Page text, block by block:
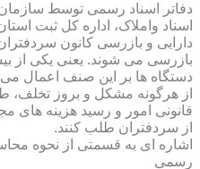
دفاتر اسناد رسمی توسط
اسناد واملاک، اداره کل ثبت
دارایی و بازرسی کانون
بازرسی می شوند. یعنی یکی از
دستگاه ها بر این صنف اعمال
از هرگونه مشکل و بروز تخلف،
قانونی امور و رسید هزینه های
از سردفتران طلب کنند.
اشاره ای به قسمتی از نحوه
رسمی